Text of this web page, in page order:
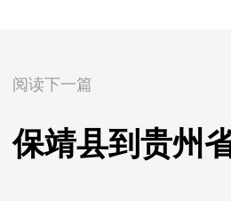
阅读下一篇
保靖县到贵州